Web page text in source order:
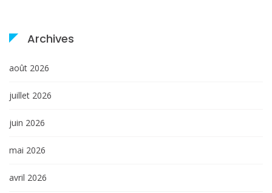
Archives
août 2026
juillet 2026
juin 2026
mai 2026
avril 2026